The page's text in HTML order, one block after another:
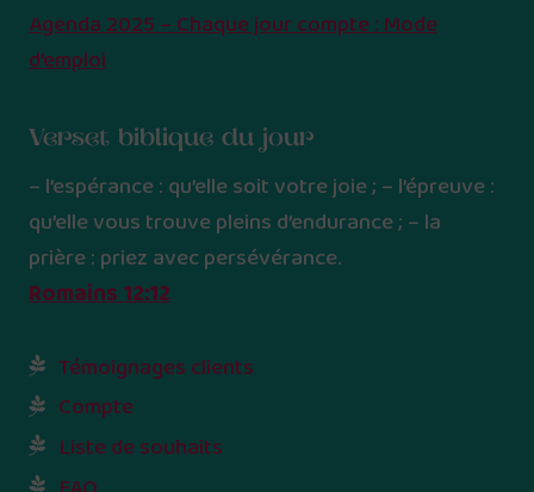
Agenda 2025 – Chaque jour compte : Mode
d’emploi
Verset biblique du jour
– l’espérance : qu’elle soit votre joie ; – l’épreuve :
qu’elle vous trouve pleins d’endurance ; – la
prière : priez avec persévérance.
Romains 12:12
Témoignages clients
Compte
Liste de souhaits